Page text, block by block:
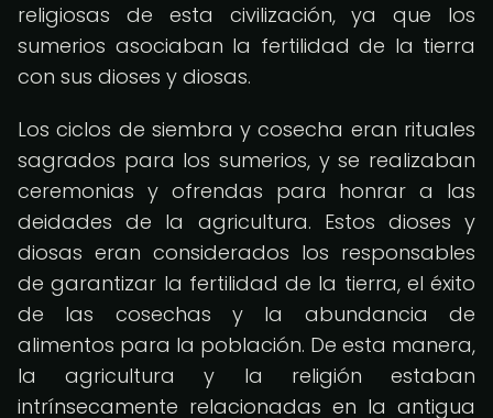
religiosas de esta civilización, ya que los
sumerios asociaban la fertilidad de la tierra
con sus dioses y diosas.
Los ciclos de siembra y cosecha eran rituales
sagrados para los sumerios, y se realizaban
ceremonias y ofrendas para honrar a las
deidades de la agricultura. Estos dioses y
diosas eran considerados los responsables
de garantizar la fertilidad de la tierra, el éxito
de las cosechas y la abundancia de
alimentos para la población. De esta manera,
la agricultura y la religión estaban
intrínsecamente relacionadas en la antigua